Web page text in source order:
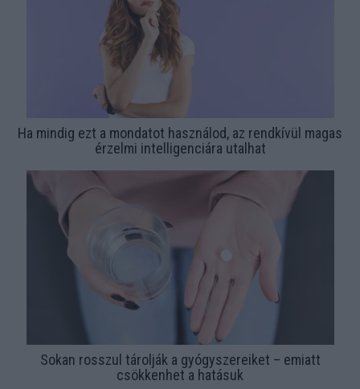
Ha mindig ezt a mondatot használod, az rendkívül magas
érzelmi intelligenciára utalhat
Sokan rosszul tárolják a gyógyszereiket – emiatt
csökkenhet a hatásuk